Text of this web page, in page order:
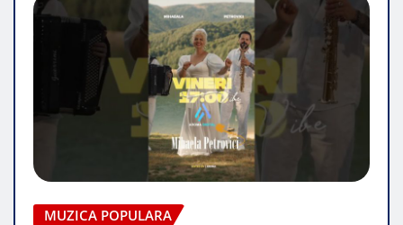
MUZICA POPULARA